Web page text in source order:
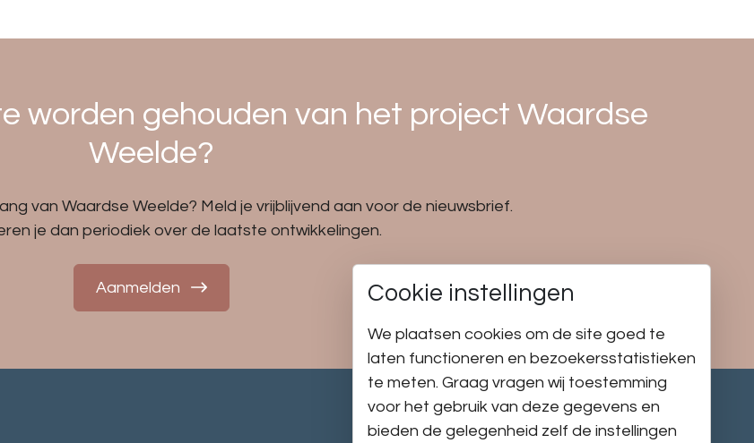
worden gehouden van het project Waardse
Weelde?
van Waardse Weelde? Meld je vrijblijvend aan voor de nieuwsbrief.
je dan periodiek over de laatste ontwikkelingen.
Aanmelden
Meld je aan voor
Cookie instellingen
We plaatsen cookies om de site goed te
laten functioneren en bezoekersstatistieken
te meten. Graag vragen wij toestemming
voor het gebruik van deze gegevens en
bieden de gelegenheid zelf de instellingen